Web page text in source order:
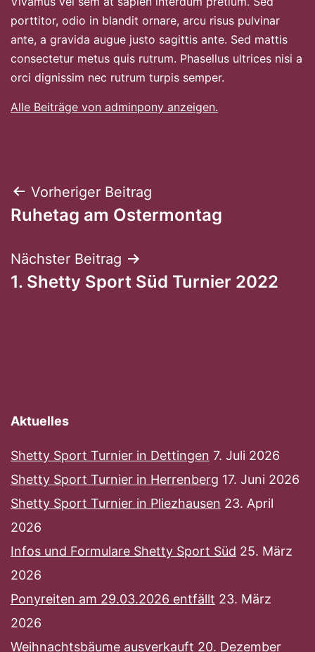
porttitor, odio in blandit ornare, arcu risus pulvinar
ante, a gravida augue justo sagittis ante. Sed mattis
consectetur metus quis rutrum. Phasellus ultrices nisi a
orci dignissim nec rutrum turpis semper.
Alle Beiträge von adminpony anzeigen.
Beitragsnavigation
Vorheriger Beitrag
Ruhetag am Ostermontag
Nächster Beitrag
1. Shetty Sport Süd Turnier 2022
Aktuelles
Shetty Sport Turnier in Dettingen 7. Juli 2026
Shetty Sport Turnier in Herrenberg 17. Juni 2026
Shetty Sport Turnier in Pliezhausen 23. April
2026
Infos und Formulare Shetty Sport Süd 25. März
2026
Ponyreiten am 29.03.2026 entfällt 23. März
2026
Weihnachtsbäume ausverkauft 20. Dezember